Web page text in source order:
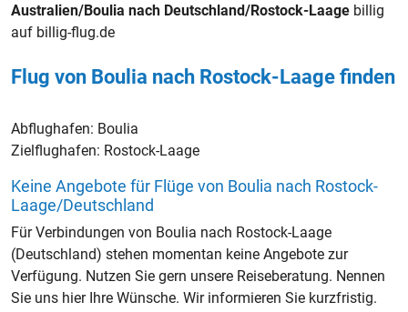
Australien/Boulia nach Deutschland/Rostock-Laage billig
auf billig-flug.de
Flug von Boulia nach Rostock-Laage finden
Abflughafen: Boulia
Zielflughafen: Rostock-Laage
Keine Angebote für Flüge von Boulia nach Rostock-
Laage/Deutschland
Für Verbindungen von Boulia nach Rostock-Laage
(Deutschland) stehen momentan keine Angebote zur
Verfügung. Nutzen Sie gern unsere Reiseberatung. Nennen
Sie uns hier Ihre Wünsche. Wir informieren Sie kurzfristig.